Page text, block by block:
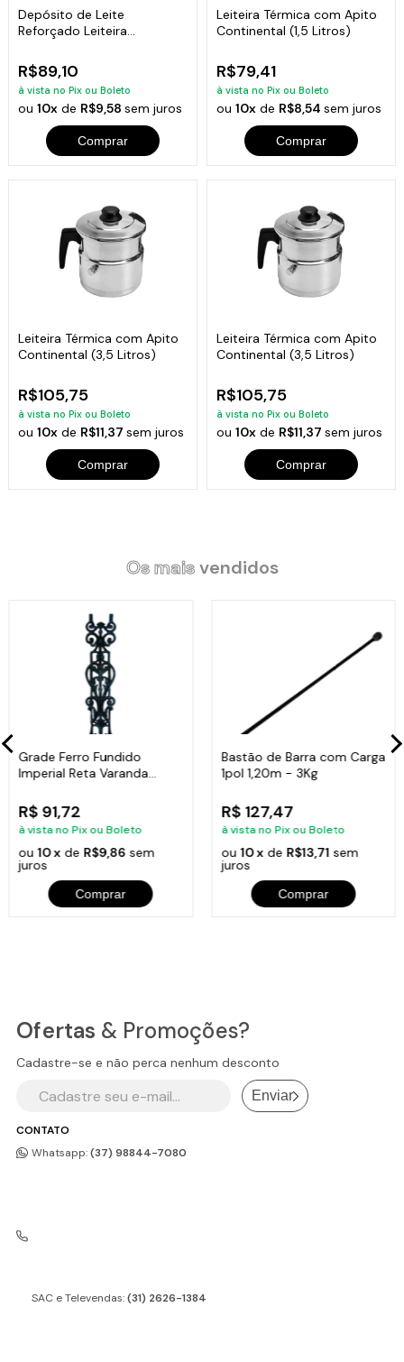
Depósito de Leite
Reforçado Leiteira
R$89,10
à vista no Pix ou Boleto
ou10x de R$9,58sem juros
Comprar
Leiteira Térmica com Apito
Continental (1,5 Litros)
R$79,41
à vista no Pix ou Boleto
ou 10xde R$8,54 sem juros
Comprar
Leiteira Térmica com Apito
Continental (3,5 Litros)
R$105,75
à vista no Pix ou Boleto
ou10x de R$11,37sem juros
Comprar
Leiteira Térmica com Apito
Continental (3,5 Litros)
R$105,75
à vista no Pix ou Boleto
ou 10xde R$11,37 sem juros
Comprar
Os maisvendidos
Grade Ferro Fundido
Imperial Reta Varanda
R$ 91,72
à vista no Pix ou Boleto
ou10 x de R$9,86 sem
juros
Comprar
Bastão de Barra com Carga
1pol 1,20m - 3Kg
R$ 127,47
à vista no Pix ou Boleto
ou 10 x de R$13,71 sem
juros
Comprar
CONTATO
Whatsapp:(37) 98844-7080
SAC e Televendas:(31) 2626-1384
Ofertas & Promoções?
Cadastre-se e não perca nenhum desconto
Enviar